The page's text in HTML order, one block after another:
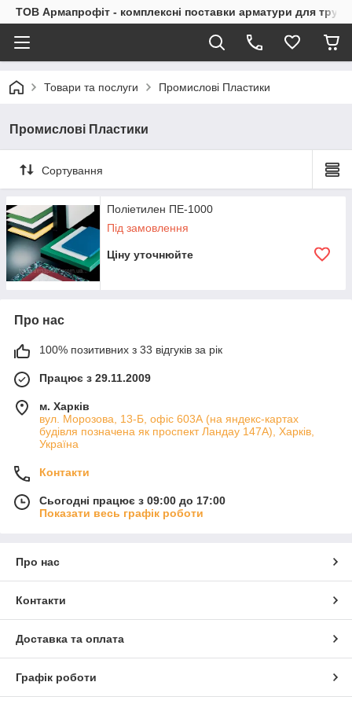
ТОВ Армапрофіт - комплексні поставки арматури для
Товари та послуги Промислові Пластики
Промислові Пластики
Сортування
Поліетилен ПЕ-1000
Під замовлення
Ціну уточнюйте
Про нас
100% позитивних з 33 відгуків за рік
Працює з 29.11.2009
м. Харків
вул. Морозова, 13-Б, офіс 603А (на яндекс-картах
будівля позначена як проспект Ландау 147А), Харків,
Україна
Контакти
Сьогодні працює з 09:00 до 17:00
Показати весь графік роботи
Про нас
Контакти
Доставка та оплата
Графік роботи